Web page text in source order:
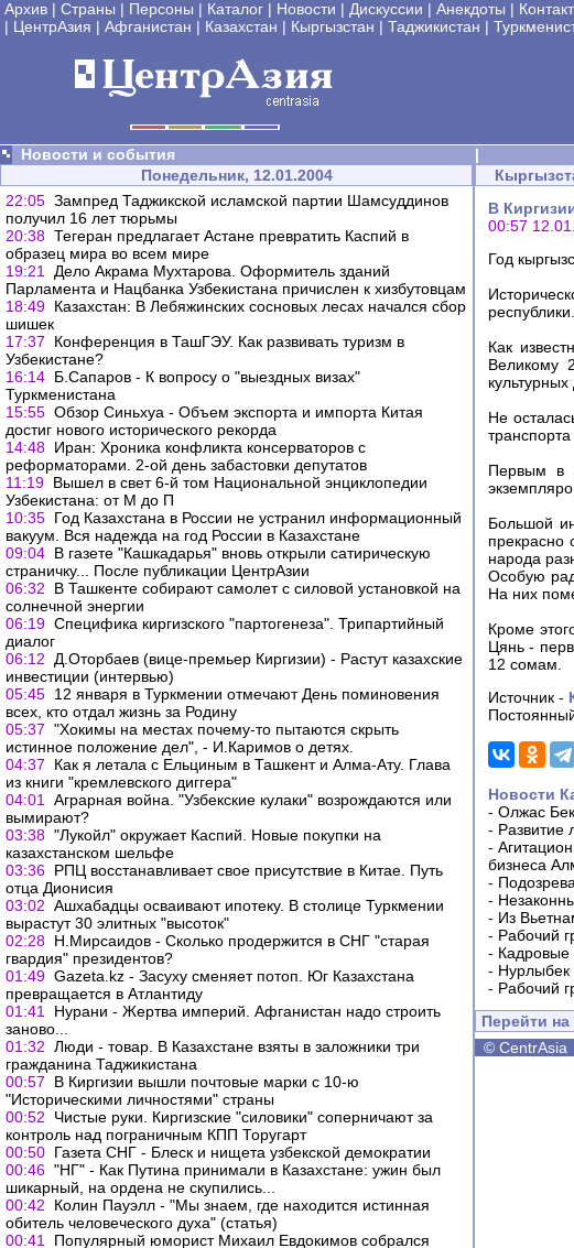
Архив | Страны | Персоны | Каталог | Новости | Дискуссии | Анекдоты |
| ЦентрАзия | Афганистан | Казахстан | Кыргызстан | Таджикистан |
Новости и события
|
Понедельник, 12.01.2004
22:05 Зампред Таджикской исламской партии Шамсуддинов
получил 16 лет тюрьмы
20:38 Тегеран предлагает Астане превратить Каспий в
образец мира во всем мире
19:21
Дело Акрама Мухтарова. Оформитель зданий
Парламента и Нацбанка Узбекистана причислен к хизбутовцам
18:49 Казахстан: В Лебяжинских сосновых лесах начался сбор
шишек
17:37
Конференция в ТашГЭУ. Как развивать туризм в
Узбекистане?
16:14 Б.Сапаров - К вопросу о "выездных визах"
Туркменистана
15:55 Обзор Синьхуа - Объем экспорта и импорта Китая
достиг нового исторического рекорда
14:48 Иран: Хроника конфликта консерваторов с
реформаторами. 2-ой день забастовки депутатов
11:19 Вышел в свет 6-й том Национальной энциклопедии
Узбекистана: от М до П
10:35 Год Казахстана в России не устранил информационный
вакуум. Вся надежда на год России в Казахстане
09:04 В газете "Кашкадарья" вновь открыли сатирическую
страничку... После публикации ЦентрАзии
06:32
В Ташкенте собирают самолет с силовой установкой на
солнечной энергии
06:19 Специфика киргизского "партогенеза". Трипартийный
диалог
06:12
Д.Оторбаев (вице-премьер Киргизии) - Растут казахские
инвестиции (интервью)
05:45 12 января в Туркмении отмечают День поминовения
всех, кто отдал жизнь за Родину
05:37 "Хокимы на местах почему-то пытаются скрыть
истинное положение дел", - И.Каримов о детях.
04:37
Как я летала с Ельциным в Ташкент и Алма-Ату. Глава
из книги "кремлевского диггера"
04:01
Аграрная война. "Узбекские кулаки" возрождаются или
вымирают?
03:38 "Лукойл" окружает Каспий. Новые покупки на
казахстанском шельфе
03:36 РПЦ восстанавливает свое присутствие в Китае. Путь
отца Дионисия
03:02 Ашхабадцы осваивают ипотеку. В столице Туркмении
вырастут 30 элитных "высоток"
02:28 Н.Мирсаидов - Сколько продержится в СНГ "старая
гвардия" президентов?
01:49 Gazeta.kz - Засуху сменяет потоп. Юг Казахстана
превращается в Атлантиду
01:41
Нурани - Жертва империй. Афганистан надо строить
заново...
01:32 Люди - товар. В Казахстане взяты в заложники три
гражданина Таджикистана
00:57
В Киргизии вышли почтовые марки с 10-ю
"Историческими личностями" страны
00:52
Чистые руки. Киргизские "силовики" соперничают за
контроль над пограничным КПП Торугарт
00:50 Газета СНГ - Блеск и нищета узбекской демократии
00:46 "НГ" - Как Путина принимали в Казахстане: ужин был
шикарный, на ордена не скупились...
00:42
Колин Пауэлл - "Мы знаем, где находится истинная
обитель человеческого духа" (статья)
00:41
Популярный юморист Михаил Евдокимов собрался
В
00:57
Год
республики.
Как
Великому
Не
Первым в
Большой
прекрасно
народа
Особую
На них
Кроме
Цянь -
12 сомам.
Источник -
Новости
- Олжас
- Развитие
-
бизнеса
-
-
- Из
- Рабочий
- Кадровые
- Нурлыбек
- Рабочий
Перейти
© CentrAsia